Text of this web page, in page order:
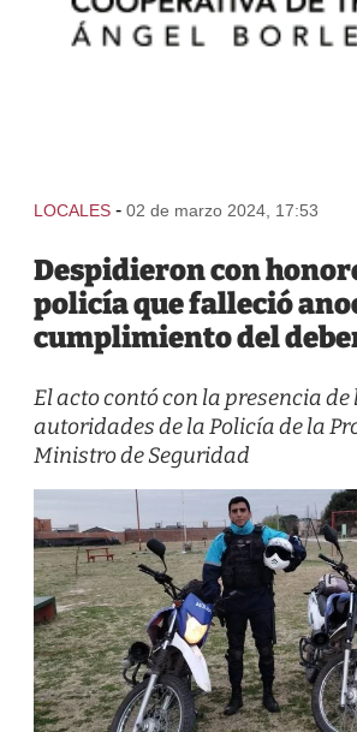
LOCALES - 02 de marzo 2024, 17:53
Despidieron con
policía que falleció
cumplimiento del
El acto contó con la presencia
autoridades de la Policía de la
Ministro de Seguridad